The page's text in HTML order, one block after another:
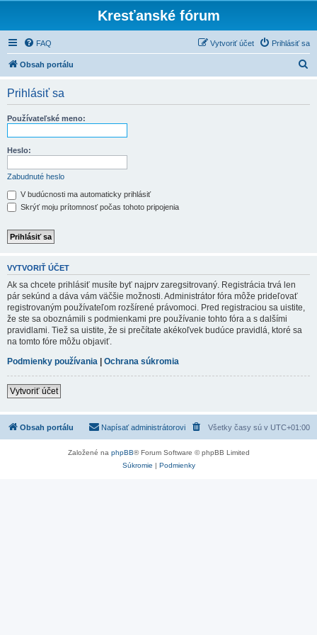
Kresťanské fórum
FAQ Prihlásiť sa
Vytvoriť účet
Obsah portálu
Prihlásiť sa
Používateľské meno:
Heslo:
Zabudnuté heslo
V budúcnosti ma automaticky prihlásiť
Skrýť moju prítomnosť počas tohoto pripojenia
VYTVORIŤ ÚČET
Ak sa chcete prihlásiť musíte byť najprv zaregsitrovaný. Registrácia trvá len
pár sekúnd a dáva vám väčšie možnosti. Administrátor fóra môže prideľovať
registrovaným používateľom rozšírené právomoci. Pred registraciou sa uistite,
že ste sa oboznámili s podmienkami pre používanie tohto fóra a s dalšími
pravidlami. Tiež sa uistite, že si prečítate akékoľvek budúce pravidlá, ktoré sa
na tomto fóre môžu objaviť.
Podmienky používania | Ochrana súkromia
Vytvoriť účet
Obsah portálu Všetky časy sú v UTC+01:00
Napísať administrátorovi
Založené na phpBB® Forum Software © phpBB Limited
Súkromie | Podmienky